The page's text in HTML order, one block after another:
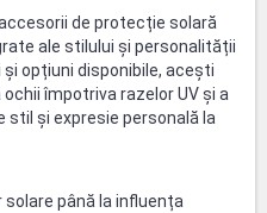
de protecție solară
ale stilului și personalității
opțiuni disponibile, acești
împotriva razelor UV și a
stil și expresie personală la
până la influența